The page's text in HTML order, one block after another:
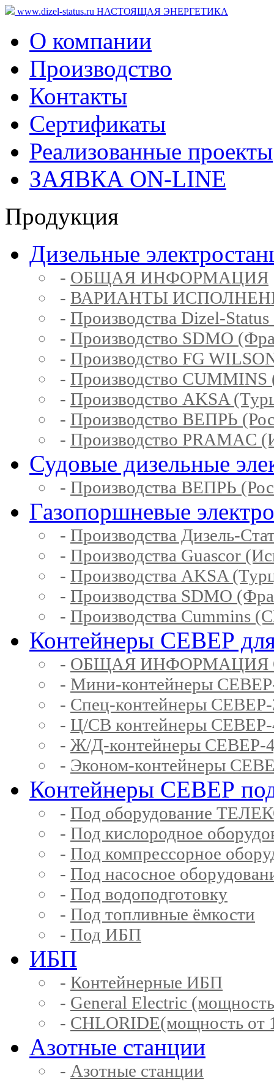
www.dizel-status.ru НАСТОЯЩАЯ ЭНЕРГЕТИКА
О компании
Производство
Контакты
Сертификаты
Реализованные проекты
ЗАЯВКА ON-LINE
Продукция
Дизельные
- ОБЩАЯ ИНФОРМАЦИЯ
- ВАРИАНТЫ
- Производства Dizel-
- Производство SDMO
- Производство FG
- Производство CUMMINS
- Производство AKSA
- Производство ВЕПРЬ
- Производство PRAMAC
Судовые дизельные
- Производства ВЕПРЬ
Газопоршневые
- Производства Дизель-
- Производства Guascor
- Производства AKSA
- Производства SDMO
- Производства Cummins
Контейнеры СЕВЕР для
- ОБЩАЯ ИНФОРМАЦИЯ
- Мини-контейнеры
- Спец-контейнеры
- Ц/СВ контейнеры
- Ж/Д-контейнеры
- Эконом-контейнеры
Контейнеры СЕВЕР
- Под оборудование
- Под кислородное
- Под компрессорное
- Под насосное
- Под водоподготовку
- Под топливные ёмкости
- Под ИБП
ИБП
- Контейнерные ИБП
- General Electric
- CHLORIDE(мощность от
Азотные станции
- Азотные станции